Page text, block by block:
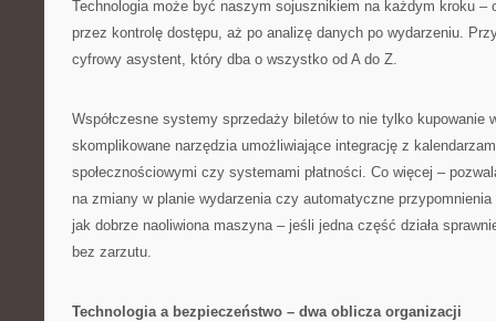
Technologia może być naszym sojusznikiem na każdym kroku –
przez kontrolę dostępu, aż po analizę danych po wydarzeniu.
cyfrowy asystent, który dba o wszystko od A do Z.
Współczesne systemy sprzedaży biletów to nie tylko kupowanie
skomplikowane narzędzia umożliwiające integrację z
społecznościowymi czy systemami płatności. Co więcej –
na zmiany w planie wydarzenia czy automatyczne
jak dobrze naoliwiona maszyna – jeśli jedna część działa
bez zarzutu.
Technologia a bezpieczeństwo – dwa oblicza organizacji